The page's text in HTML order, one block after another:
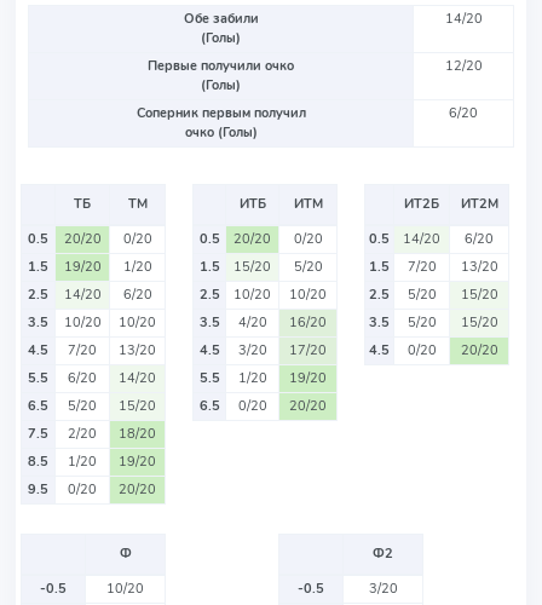
Обе забили
(Голы)
14/20
Первые получили очко
(Голы)
12/20
Соперник первым получил
очко (Голы)
6/20
ТБ
ТМ
0.5
20/20
0/20
1.5
19/20
1/20
2.5
14/20
6/20
3.5
10/20
10/20
4.5
7/20
13/20
5.5
6/20
14/20
6.5
5/20
15/20
7.5
2/20
18/20
8.5
1/20
19/20
9.5
0/20 20/20
ИТБ
ИТМ
0.5
20/20
0/20
1.5
15/20
5/20
2.5
10/20
10/20
3.5
4/20
16/20
4.5
3/20
17/20
5.5
1/20
19/20
6.5
0/20 20/20
ИТ2Б
ИТ2М
0.5
14/20
6/20
1.5
7/20
13/20
2.5
5/20
15/20
3.5
5/20
15/20
4.5
0/20 20/20
Ф
-0.5
10/20
Ф2
-0.5
3/20